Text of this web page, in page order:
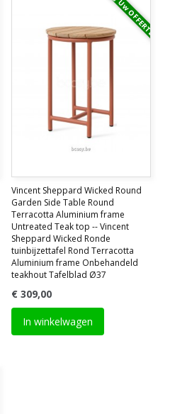
Vincent Sheppard Wicked Round
Garden Side Table Round
Terracotta Aluminium frame
Untreated Teak top -- Vincent
Sheppard Wicked Ronde
tuinbijzettafel Rond Terracotta
Aluminium frame Onbehandeld
teakhout Tafelblad Ø37
€ 309,00
In winkelwagen